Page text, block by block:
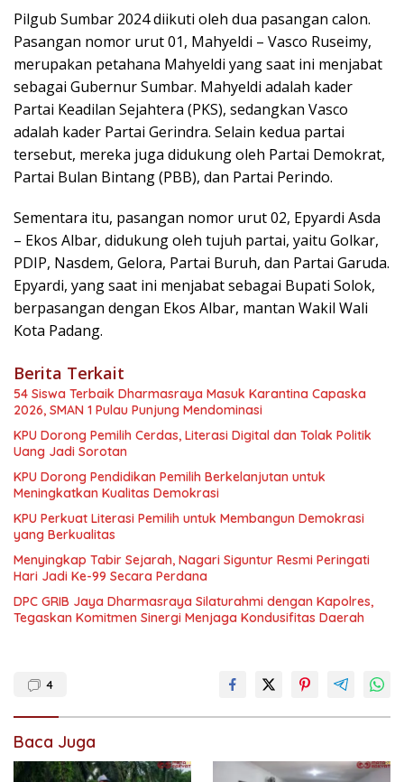
Pilgub Sumbar 2024 diikuti oleh dua pasangan calon.
Pasangan nomor urut 01, Mahyeldi – Vasco Ruseimy,
merupakan petahana Mahyeldi yang saat ini menjabat
sebagai Gubernur Sumbar. Mahyeldi adalah kader
Partai Keadilan Sejahtera (PKS), sedangkan Vasco
adalah kader Partai Gerindra. Selain kedua partai
tersebut, mereka juga didukung oleh Partai Demokrat,
Partai Bulan Bintang (PBB), dan Partai Perindo.
Sementara itu, pasangan nomor urut 02, Epyardi Asda
– Ekos Albar, didukung oleh tujuh partai, yaitu Golkar,
PDIP, Nasdem, Gelora, Partai Buruh, dan Partai Garuda.
Epyardi, yang saat ini menjabat sebagai Bupati Solok,
berpasangan dengan Ekos Albar, mantan Wakil Wali
Kota Padang.
Berita Terkait
54 Siswa Terbaik Dharmasraya Masuk Karantina Capaska
2026, SMAN 1 Pulau Punjung Mendominasi
KPU Dorong Pemilih Cerdas, Literasi Digital dan Tolak Politik
Uang Jadi Sorotan
KPU Dorong Pendidikan Pemilih Berkelanjutan untuk
Meningkatkan Kualitas Demokrasi
KPU Perkuat Literasi Pemilih untuk Membangun Demokrasi
yang Berkualitas
Menyingkap Tabir Sejarah, Nagari Siguntur Resmi Peringati
Hari Jadi Ke-99 Secara Perdana
DPC GRIB Jaya Dharmasraya Silaturahmi dengan Kapolres,
Tegaskan Komitmen Sinergi Menjaga Kondusifitas Daerah
4
Baca Juga